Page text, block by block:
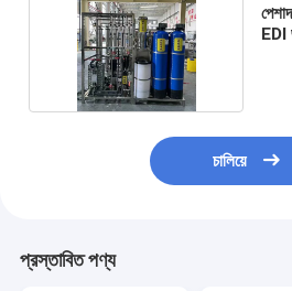
EDI
চালিয়ে
প্রস্তাবিত পণ্য